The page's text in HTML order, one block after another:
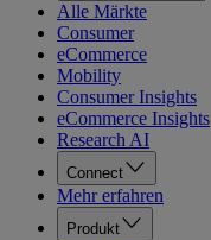
Alle Märkte
Consumer
eCommerce
Mobility
Consumer Insights
eCommerce Insights
Research AI
Connect
Mehr erfahren
Produkt